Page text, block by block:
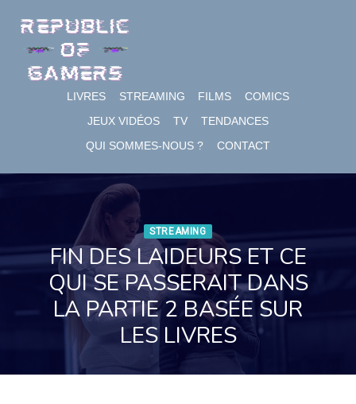
content
LIVRES STREAMING FILMS
COMICS
JEUX VIDÉOS
TV
TENDANCES
QUI SOMMES-NOUS ?
CONTACT
STREAMING
FIN DES LAIDEURS ET CE
QUI SE PASSERAIT DANS
LA PARTIE 2 BASÉE SUR
LES LIVRES